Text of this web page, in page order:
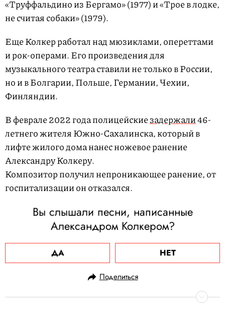
«Труффальдино из Бергамо» (1977) и «Трое в лодке,
не считая собаки» (1979).
Еще Колкер работал над мюзиклами, опереттами
и рок-операми. Его произведения для
музыкального театра ставили не только в России,
но и в Болгарии, Польше, Германии, Чехии,
Финляндии.
В феврале 2022 года полицейскиезадержали46-
летнего жителя Южно-Сахалинска, который в
лифте жилого дома нанес ножевое ранение
Александру Колкеру.
Композитор получил непроникающее ранение, от
госпитализации он отказался.
Вы слышали песни, написанные
Александром Колкером?
ДА НЕТ
Поделиться